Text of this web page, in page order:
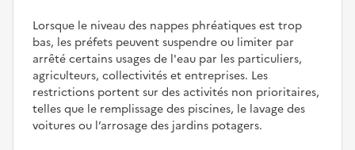
Lorsque le niveau des nappes phréatiques est trop
bas, les préfets peuvent suspendre ou limiter par
arrêté certains usages de l'eau par les particuliers,
agriculteurs, collectivités et entreprises. Les
restrictions portent sur des activités non prioritaires,
telles que le remplissage des piscines, le lavage des
voitures ou l’arrosage des jardins potagers.